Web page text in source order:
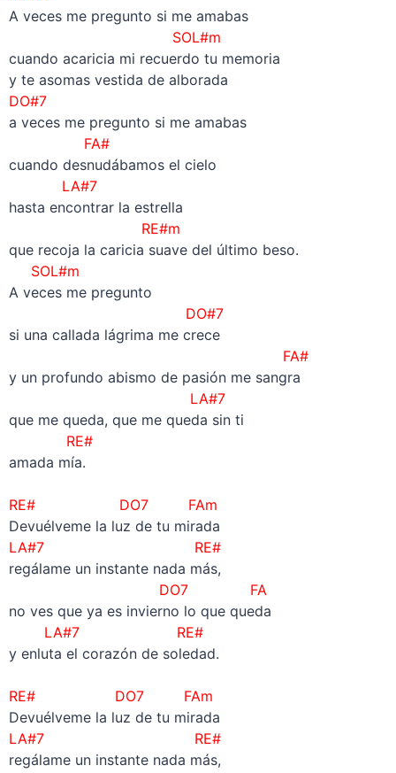
A veces me pregunto si me amabas
SOL#m
cuando acaricia mi recuerdo tu memoria
y te asomas vestida de alborada
DO#7
a veces me pregunto si me amabas
FA#
cuando desnudábamos el cielo
LA#7
hasta encontrar la estrella
RE#m
que recoja la caricia suave del último beso.
SOL#m
A veces me pregunto
DO#7
si una callada lágrima me crece
FA#
y un profundo abismo de pasión me sangra
LA#7
que me queda, que me queda sin ti
RE#
amada mía.
RE# DO7 FAm
Devuélveme la luz de tu mirada
LA#7 RE#
regálame un instante nada más,
DO7 FA
no ves que ya es invierno lo que queda
LA#7 RE#
y enluta el corazón de soledad.
RE# DO7 FAm
Devuélveme la luz de tu mirada
LA#7 RE#
regálame un instante nada más,